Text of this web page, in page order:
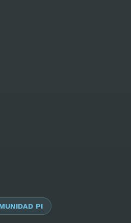
PI